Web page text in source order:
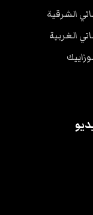
الشرقية
الغربية